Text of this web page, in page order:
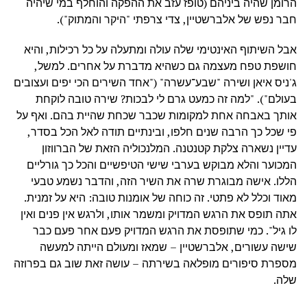
חבר נפש של אלברשטיין, צדי צרפתי "היקר והמתוק").
אבל השיתוף האינטימי שלה עולה ומתעלה על כל רכילות, והיא
חושפת טפח מעצמה גם כשהיא מדברת על אחרים. למשל,
ג'ניס איאן ושירה "שבע־עשרה" ("אחד השירים הכי יפים ועצובים
בעולם"). "למה זה כמעט גרם לי לבכות? שירה טובה לוקחת
אותך באבחה אחת למקומות שכבר שכחת שהיית בהם. ואף על
פי שכל כך הרבה שנים חלפו, ובינתיים תודה לאל הכל בסדר,
עדיין נשארה צלקת קטנטנה. המלנכוליה הזאת של הברווזון
המכוער והלא מבוקש בערבי שישי הטיפשיים והכל כך גורליים
הללו. אישה מבוגרת שרה את השיר הזה, והדבר נשמע טבעי
מאוד וכלל לא פתטי. זה כוחה של אומנות טובה: היא על זמנית.
אתה תופס את הרגש המדויק ומשמר אותו, ולרגש אין פנים ואין
לו גיל". כמי שתופסת את הרגש המדויק פעם אחר פעם כבר
שישה עשורים, אלברשטיין – שמאז ומעולם הייתה למעשה
מספרת סיפורים מופלאה בשירתה – עושה זאת שוב גם בפרוזה
שלה.